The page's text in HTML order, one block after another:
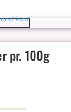
pr. 100g